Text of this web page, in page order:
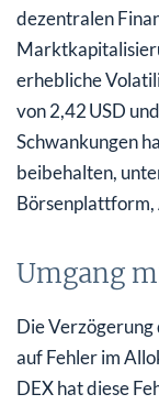
dezentralen
erhebliche
von 2,42 USD
Schwankungen
beibehalten,
Börsenplattform,
Umgang
Die Verzögerung
auf Fehler im
DEX hat diese